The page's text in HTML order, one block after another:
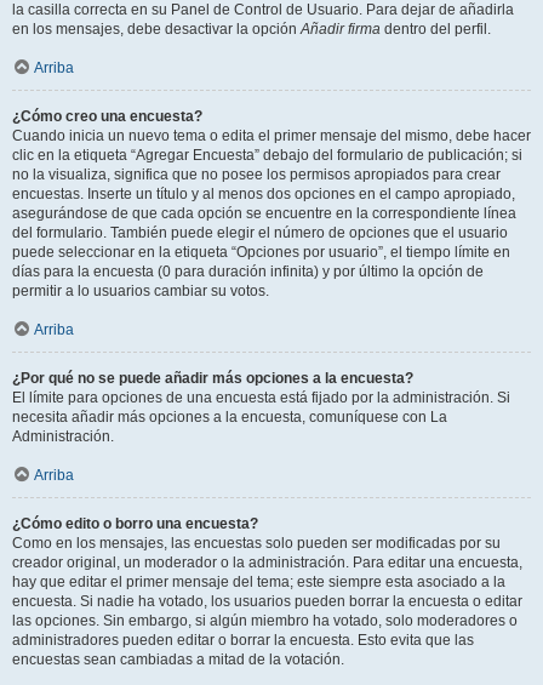
la casilla correcta en su Panel de Control de Usuario. Para dejar de añadirla
en los mensajes, debe desactivar la opciónAñadir firma dentro del perfil.
Arriba
¿Cómo creo una encuesta?
Cuando inicia un nuevo tema o edita el primer mensaje del mismo, debe hacer
clic en la etiqueta “Agregar Encuesta” debajo del formulario de publicación; si
no la visualiza, significa que no posee los permisos apropiados para crear
encuestas. Inserte un título y al menos dos opciones en el campo apropiado,
asegurándose de que cada opción se encuentre en la correspondiente línea
del formulario. También puede elegir el número de opciones que el usuario
puede seleccionar en la etiqueta “Opciones por usuario”, el tiempo límite en
días para la encuesta (0 para duración infinita) y por último la opción de
permitir a lo usuarios cambiar su votos.
Arriba
¿Por qué no se puede añadir más opciones a la encuesta?
El límite para opciones de una encuesta está fijado por la administración. Si
necesita añadir más opciones a la encuesta, comuníquese con La
Administración.
Arriba
¿Cómo edito o borro una encuesta?
Como en los mensajes, las encuestas solo pueden ser modificadas por su
creador original, un moderador o la administración. Para editar una encuesta,
hay que editar el primer mensaje del tema; este siempre esta asociado a la
encuesta. Si nadie ha votado, los usuarios pueden borrar la encuesta o editar
las opciones. Sin embargo, si algún miembro ha votado, solo moderadores o
administradores pueden editar o borrar la encuesta. Esto evita que las
encuestas sean cambiadas a mitad de la votación.